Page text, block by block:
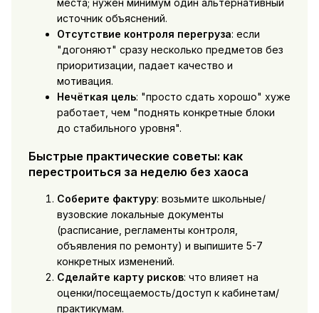
места; нужен минимум один альтернативный
источник объяснений.
Отсутствие контроля перегруза: если
"догоняют" сразу несколько предметов без
приоритизации, падает качество и
мотивация.
Нечёткая цель: "просто сдать хорошо" хуже
работает, чем "поднять конкретные блоки
до стабильного уровня".
Быстрые практические советы: как
перестроиться за неделю без хаоса
Соберите фактуру: возьмите школьные/
вузовские локальные документы
(расписание, регламенты контроля,
объявления по ремонту) и выпишите 5-7
конкретных изменений.
Сделайте карту рисков: что влияет на
оценки/посещаемость/доступ к кабинетам/
практикумам.